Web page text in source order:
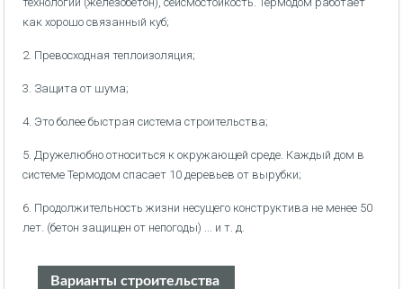
как хорошо связанный куб;
2. Превосходная теплоизоляция;
3. Защита от шума;
4. Это более быстрая система строительства;
5. Дружелюбно относиться к окружающей среде. Каждый дом в
системе Термодом спасает 10 деревьев от вырубки;
6. Продолжительность жизни несущего конструктива не менее 50
лет. (бетон защищен от непогоды) ... и т. д.
Варианты строительства